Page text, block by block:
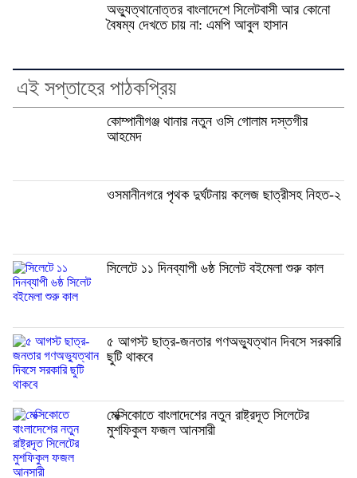
অভ্যুত্থানোত্তর বাংলাদেশে সিলেটবাসী আর কোনো
বৈষম্য দেখতে চায় না: এমপি আবুল হাসান
এই সপ্তাহের পাঠকপ্রিয়
কোম্পানীগঞ্জ থানার নতুন ওসি গোলাম দস্তগীর
আহমেদ
ওসমানীনগরে পৃথক দুর্ঘটনায় কলেজ ছাত্রীসহ নিহত-২
সিলেটে ১১ দিনব্যাপী ৬ষ্ঠ সিলেট বইমেলা শুরু কাল
৫ আগস্ট ছাত্র-জনতার গণঅভ্যুত্থান দিবসে সরকারি
ছুটি থাকবে
মেক্সিকোতে বাংলাদেশের নতুন রাষ্ট্রদূত সিলেটের
মুশফিকুল ফজল আনসারী